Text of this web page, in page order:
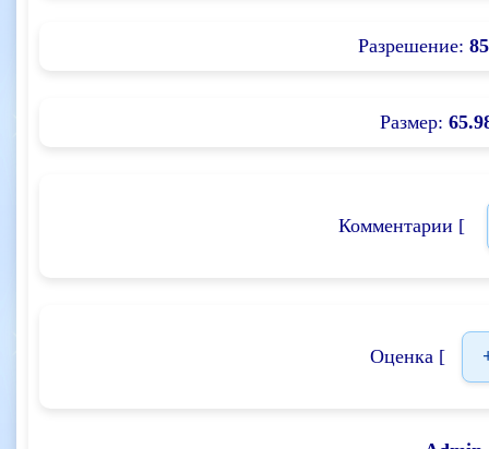
Разрешение:
Размер:
Комментарии [
Оценка [